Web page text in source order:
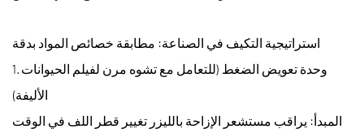
استراتيجية التكيف في الصناعة: مطابقة خصائص المواد بدقة
1. وحدة تعويض الضغط (للتعامل مع تشوه مرن لفيلم الحيوانات
الأليفة)
المبدأ: يراقب مستشعر الإزاحة بالليزر تغيير قطر اللف في الوقت